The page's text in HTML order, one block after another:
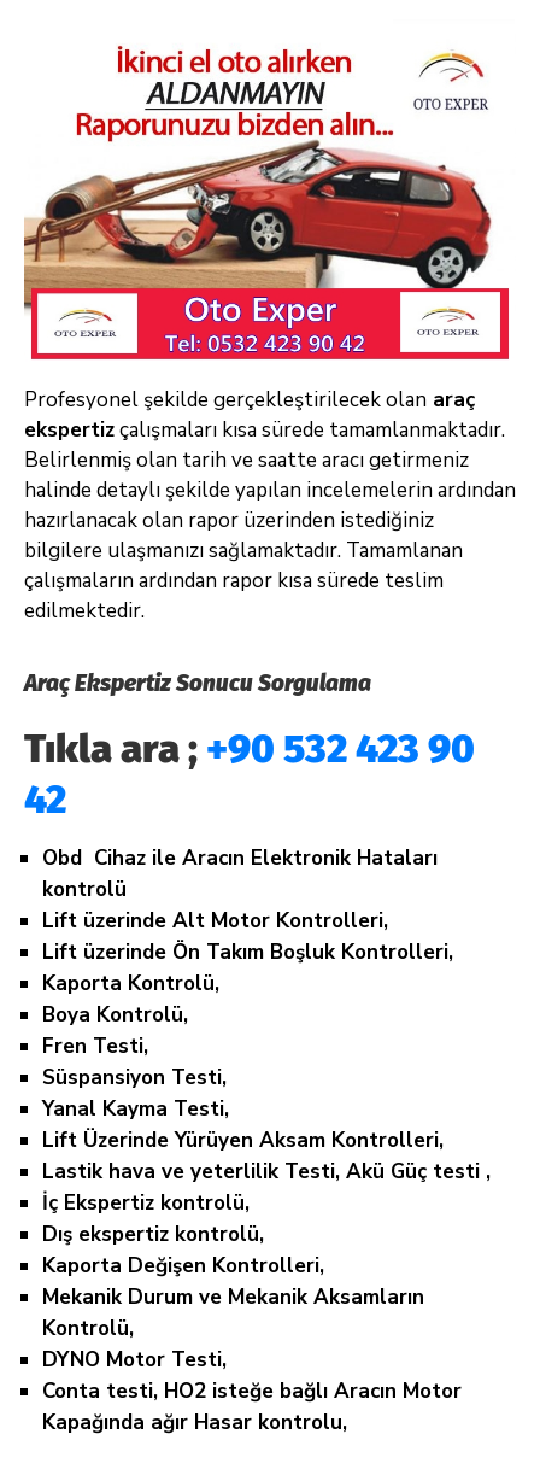
Profesyonel şekilde gerçekleştirilecek olan araç
ekspertizçalışmaları kısa sürede tamamlanmaktadır.
Belirlenmiş olan tarih ve saatte aracı getirmeniz
halinde detaylı şekilde yapılan incelemelerin ardından
hazırlanacak olan rapor üzerinden istediğiniz
bilgilere ulaşmanızı sağlamaktadır. Tamamlanan
çalışmaların ardından rapor kısa sürede teslim
edilmektedir.
Araç Ekspertiz Sonucu Sorgulama
Tıkla ara ; +90 532 423 90
42
Obd Cihaz ile Aracın Elektronik Hataları
kontrolü
Lift üzerinde Alt Motor Kontrolleri,
Lift üzerinde Ön Takım Boşluk Kontrolleri,
Kaporta Kontrolü,
Boya Kontrolü,
Fren Testi,
Süspansiyon Testi,
Yanal Kayma Testi,
Lift Üzerinde Yürüyen Aksam Kontrolleri,
Lastik hava ve yeterlilik Testi, Akü Güç testi ,
İç Ekspertiz kontrolü,
Dış ekspertiz kontrolü,
Kaporta Değişen Kontrolleri,
Mekanik Durum ve Mekanik Aksamların
Kontrolü,
DYNO Motor Testi,
Conta testi, HO2 isteğe bağlı Aracın Motor
Kapağında ağır Hasar kontrolu,